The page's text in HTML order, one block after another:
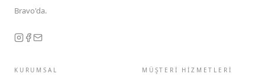
Bravo'da.
KURUMSAL MÜŞTERİ HİZMETLERİ